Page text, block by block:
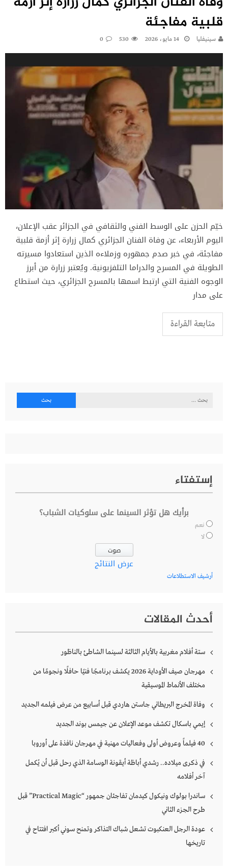
قلبية مفاجئة
سينيفليا 14 مايو، 2026 530
0
خيّم الحزن على الوسط الفني والثقافي في الجزائر عقب الإعلان،
اليوم الأربعاء، عن وفاة الفنان الجزائري كمال زرارة إثر أزمة قلبية
مفاجئة، في خبر صدم جمهوره وزملاءه الذين استعادوا مسيرته
الطويلة في المسرح والدراما التلفزيونية. ويُعتبر زرارة من أبرز
الوجوه الفنية التي ارتبط اسمها بالمسرح الجزائري، حيث استطاع
على مدار
متابعة القراءة
البحث
إستفتاء
برأيك هل تؤثر السينما على سلوكيات الشباب؟
نعم
لا
عرض النتائج
أرشيف الاستطلاعات
أحدث المقالات
ستة أفلام مغربية بالأيام الثالثة لسينما الشاطئ بالناظور
مهرجان صيف الأوداية 2026 يكشف برنامجًا فنيًا حافلًا ونجومًا من
مختلف الأنماط الموسيقية
وفاة المخرج البريطاني جاستن هاردي قبل أسابيع من عرض فيلمه الجديد
إيمي باسكال تكشف موعد الإعلان عن جيمس بوند الجديد
40 فيلماً وعروض أولى وفعاليات مهنية في مهرجان نافذة على أوروبا
في ذكرى ميلاده.. رشدي أباظة أيقونة الوسامة الذي رحل قبل أن يُكمل
آخر أفلامه
ساندرا بولوك ونيكول كيدمان تفاجئان جمهور “Practical Magic” قبل
طرح الجزء الثاني
عودة الرجل العنكبوت تشعل شباك التذاكر وتمنح سوني أكبر افتتاح في
تاريخها